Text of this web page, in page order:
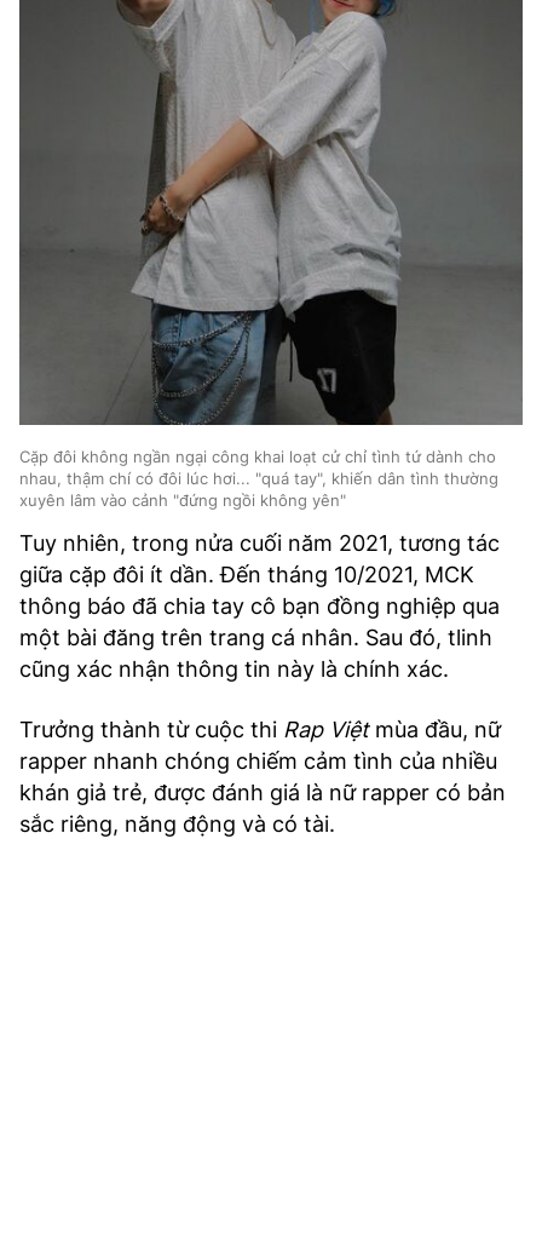
Cặp đôi không ngần ngại công khai loạt cử chỉ tình tứ dành cho
nhau, thậm chí có đôi lúc hơi... "quá tay", khiến dân tình thường
xuyên lâm vào cảnh "đứng ngồi không yên"
Tuy nhiên, trong nửa cuối năm 2021, tương tác
giữa cặp đôi ít dần. Đến tháng 10/2021, MCK
thông báo đã chia tay cô bạn đồng nghiệp qua
một bài đăng trên trang cá nhân. Sau đó, tlinh
cũng xác nhận thông tin này là chính xác.
Trưởng thành từ cuộc thi Rap Việt mùa đầu, nữ
rapper nhanh chóng chiếm cảm tình của nhiều
khán giả trẻ, được đánh giá là nữ rapper có bản
sắc riêng, năng động và có tài.